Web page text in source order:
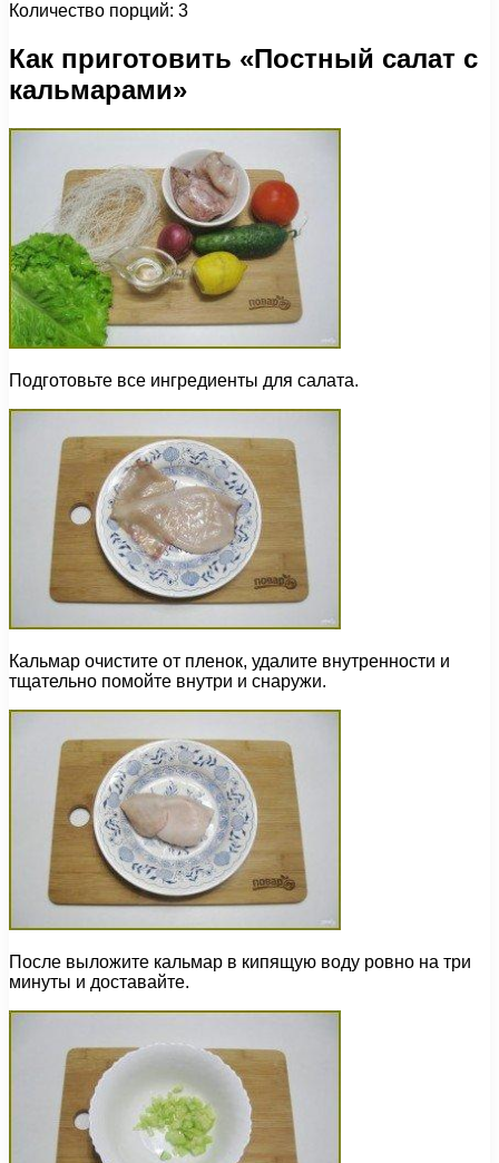
Количество порций: 3
Как приготовить «Постный салат с
кальмарами»
Подготовьте все ингредиенты для салата.
Кальмар очистите от пленок, удалите внутренности и
тщательно помойте внутри и снаружи.
После выложите кальмар в кипящую воду ровно на три
минуты и доставайте.